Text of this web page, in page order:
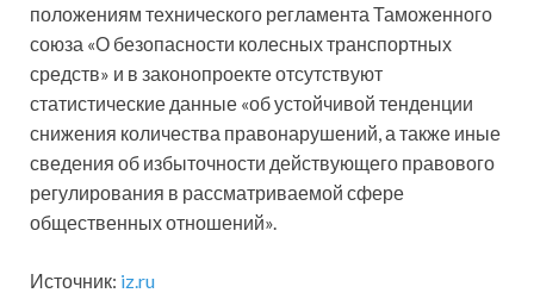
положениям технического регламента Таможенного
союза «О безопасности колесных транспортных
средств» и в законопроекте отсутствуют
статистические данные «об устойчивой тенденции
снижения количества правонарушений, а также иные
сведения об избыточности действующего правового
регулирования в рассматриваемой сфере
общественных отношений».
Источник: iz.ru